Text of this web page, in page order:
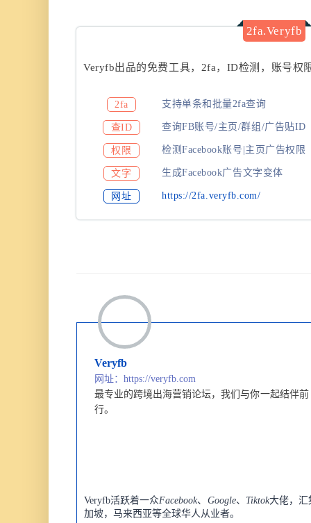
2fa.Veryfb
Veryfb出品的免费工具，2fa，ID检测，账号权
2fa 支持单条和批量2fa查询
查ID 查询FB账号/主页/群组/广告贴ID
权限 检测Facebook账号|主页广告权限
文字 生成Facebook广告文字变体
网址 https://2fa.veryfb.com/
Veryfb
网址：https://veryfb.com
最专业的跨境出海营销论坛，我们与你一起结伴前
行。
Veryfb活跃着一众Facebook、 Google、 Tiktok大佬，汇
加坡，马来西亚等全球华人从业者。